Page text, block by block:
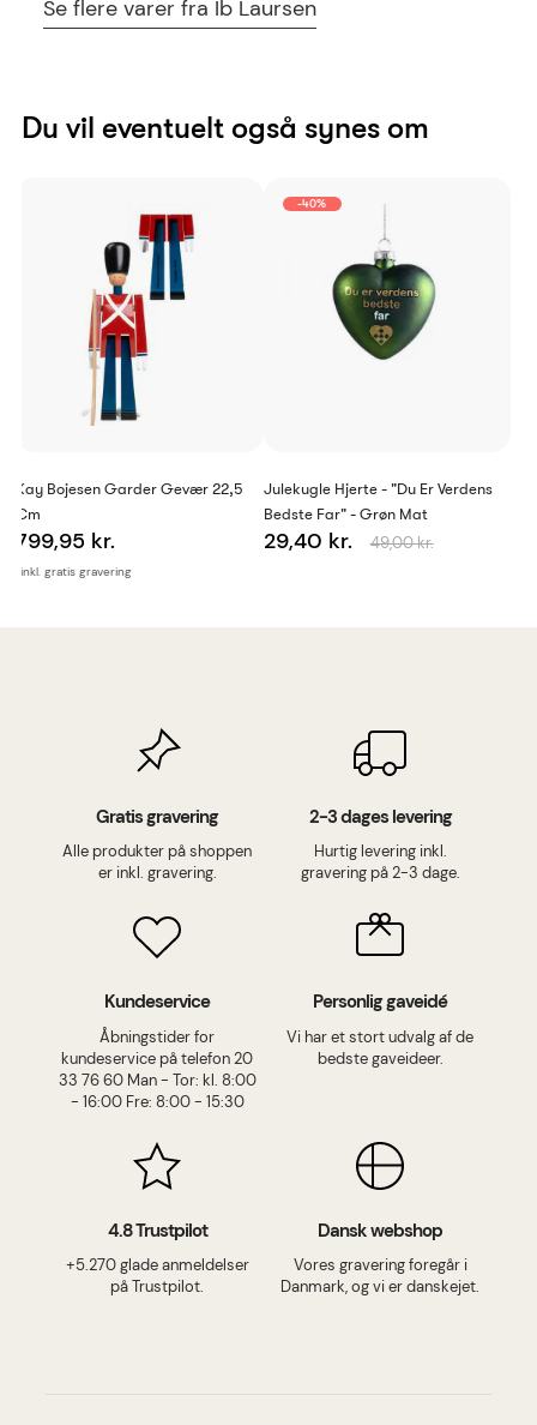
Se flere varer fra Ib Laursen
Du vil eventuelt også synes om
Kay Bojesen Garder Gevær 22,5
Cm
inkl. gratis gravering
799,95 kr.
Julekugle Hjerte - "Du Er Verdens
Bedste Far" - Grøn Mat
29,40 kr. 49,00 kr.
-40%
Gratis gravering
Alle produkter på shoppen
er inkl. gravering.
2-3 dages levering
Hurtig levering inkl.
gravering på 2-3 dage.
Kundeservice
Åbningstider for
kundeservice på telefon 20
33 76 60 Man - Tor: kl. 8:00
- 16:00 Fre: 8:00 - 15:30
Personlig gaveidé
Vi har et stort udvalg af de
bedste gaveideer.
4.8 Trustpilot
+5.270 glade anmeldelser
på Trustpilot.
Dansk webshop
Vores gravering foregår i
Danmark, og vi er danskejet.